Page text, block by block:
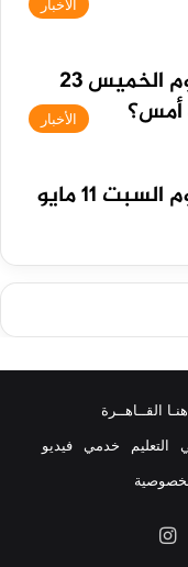
الأخبار
أسعار الذهب اليوم في مصر اليوم الخميس 23
الأخبار
أسعار الذهب اليوم في مصر اليوم السبت 11 مايو
التعليم خدمي
فيديو
انستقرام